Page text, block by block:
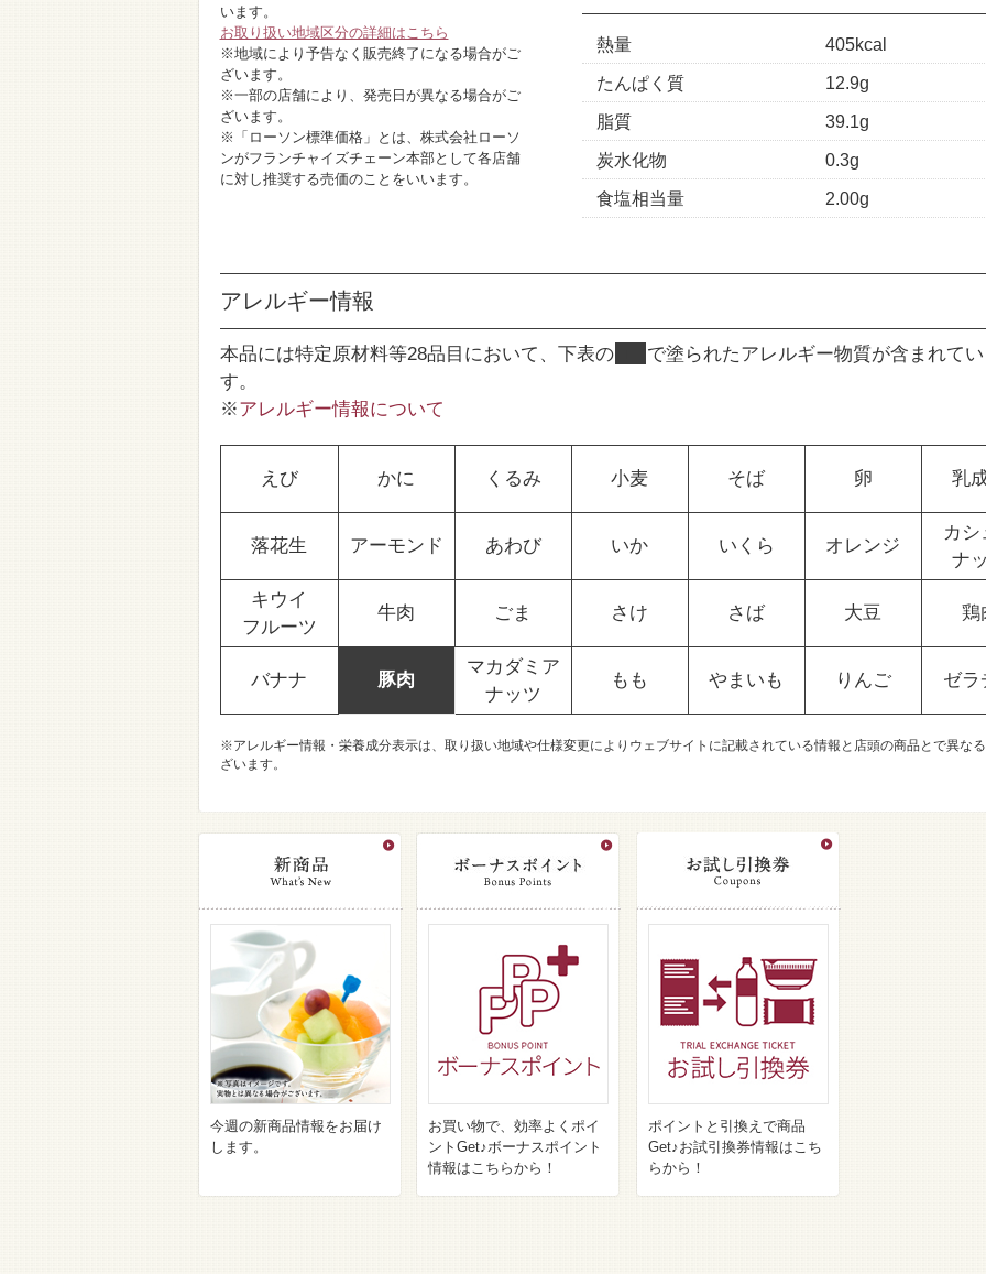
熱量
405kcal
たんぱく質
12.9g
脂質
39.1g
炭水化物
0.3g
食塩相当量
2.00g
います。
お取り扱い地域区分の詳細はこちら
※地域により予告なく販売終了になる場合がご
ざいます。
※一部の店舗により、発売日が異なる場合がご
ざいます。
※「ローソン標準価格」とは、株式会社ローソ
ンがフランチャイズチェーン本部として各店舗
に対し推奨する売価のことをいいます。
アレルギー情報
本品には特定原材料等28品目において、下表の
で塗られたアレルギー物質が含まれて
す。
※アレルギー情報について
えび かに くるみ 小麦 そば 卵 乳
落花生 アーモンド あわび いか いくら オレンジ
カシ
ナ
キウイ
フルーツ
牛肉 ごま さけ さば 大豆 鶏
バナナ 豚肉
マカダミア
ナッツ
もも やまいも りんご ゼラ
※アレルギー情報・栄養成分表示は、取り扱い地域や仕様変更によりウェブサイトに記載されている情報と店頭の商品とで異な
ざいます。
今週の新商品情報をお届け
します。
お買い物で、効率よくポイ
ントGet♪ボーナスポイント
情報はこちらから！
ポイントと引換えで商品
Get♪お試引換券情報はこち
らから！